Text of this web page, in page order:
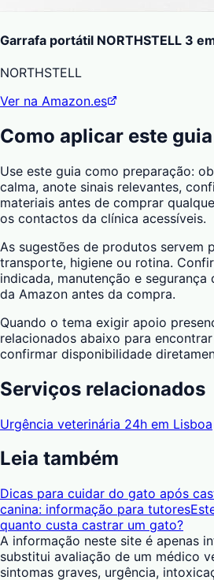
Garrafa portátil NORTHSTELL 3
NORTHSTELL
Ver na Amazon.es
Como aplicar este guia
Use este guia como preparação:
calma, anote sinais relevantes,
materiais antes de comprar
os contactos da clínica acessíveis.
As sugestões de produtos servem
transporte, higiene ou rotina.
indicada, manutenção e
da Amazon antes da compra.
Quando o tema exigir apoio
relacionados abaixo para
confirmar disponibilidade
Serviços relacionados
Urgência veterinária 24h em Lisboa
Leia também
Dicas para cuidar do gato após
canina: informação para tutores
quanto custa castrar um gato?
A informação neste site é apenas
substitui avaliação de um médico
sintomas graves, urgência,